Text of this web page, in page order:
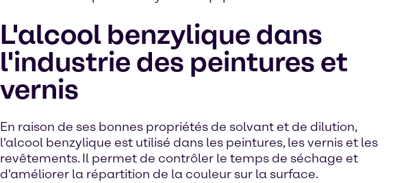
L'alcool benzylique dans
l'industrie des peintures et
vernis
En raison de ses bonnes propriétés de solvant et de dilution,
l'alcool benzylique est utilisé dans les peintures, les vernis et les
revêtements. Il permet de contrôler le temps de séchage et
d'améliorer la répartition de la couleur sur la surface.